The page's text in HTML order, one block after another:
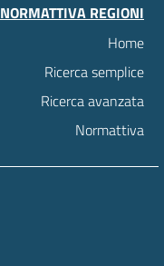
NORMATTIVA REGIONI
Home
Ricerca semplice
Ricerca avanzata
Normattiva